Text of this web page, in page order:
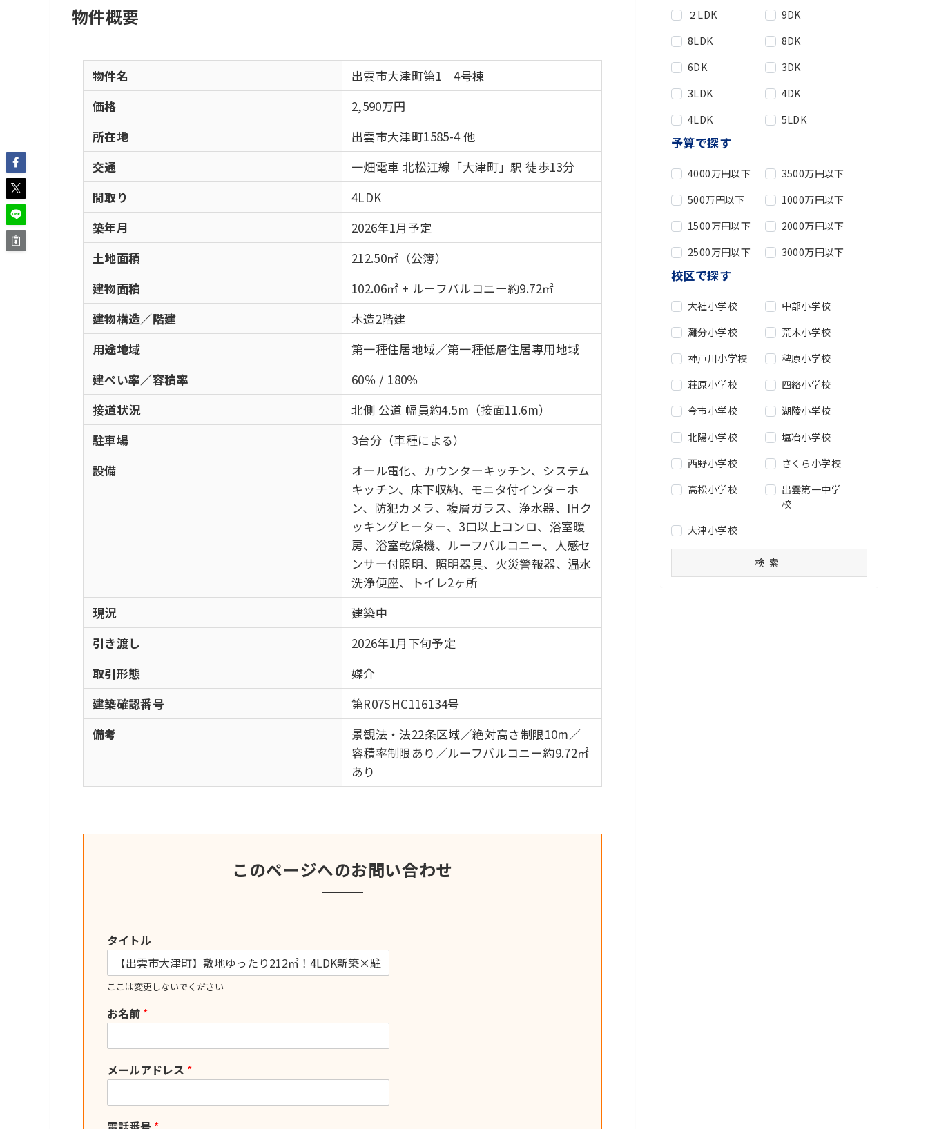
物件概要
物件名
出雲市大津町第1 4号棟
価格
2,590万円
所在地
出雲市大津町1585-4 他
交通
一畑電車 北松江線「大津町」駅 徒歩13分
間取り
4LDK
築年月
2026年1月予定
土地面積
212.50㎡（公簿）
建物面積
102.06㎡ + ルーフバルコニー約9.72㎡
建物構造／階建
木造2階建
用途地域
第一種住居地域／第一種低層住居専用地域
建ぺい率／容積率
60％ / 180％
接道状況
北側 公道 幅員約4.5m（接面11.6m）
駐車場
3台分（車種による）
設備
オール電化、カウンターキッチン、システム
キッチン、床下収納、モニタ付インターホ
ン、防犯カメラ、複層ガラス、浄水器、IHク
ッキングヒーター、3口以上コンロ、浴室暖
房、浴室乾燥機、ルーフバルコニー、人感セ
ンサー付照明、照明器具、火災警報器、温水
洗浄便座、トイレ2ヶ所
現況
建築中
引き渡し
2026年1月下旬予定
取引形態
媒介
建築確認番号
第R07SHC116134号
備考
景観法・法22条区域／絶対高さ制限10m／
容積率制限あり／ルーフバルコニー約9.72㎡
あり
このページへのお問い合わせ
タイトル
ここは変更しないでください
お名前 *
メールアドレス *
２LDK
9DK
8LDK
8DK
6DK
3DK
3LDK
4DK
4LDK
5LDK
予算で探す
4000万円以下
3500万円以下
500万円以下
1000万円以下
1500万円以下
2000万円以下
2500万円以下
3000万円以下
校区で探す
大社小学校
中部小学校
灘分小学校
荒木小学校
神戸川小学校
稗原小学校
荘原小学校
四絡小学校
今市小学校
湖陵小学校
北陽小学校
塩冶小学校
西野小学校
さくら小学校
高松小学校
出雲第一中学
校
大津小学校
検索